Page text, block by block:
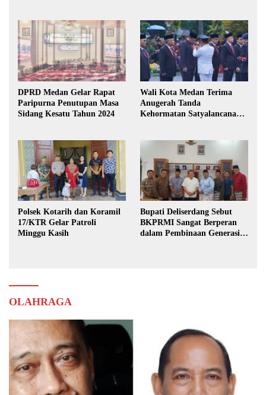
DPRD Medan Gelar Rapat
Paripurna Penutupan Masa
Sidang Kesatu Tahun 2024
Wali Kota Medan Terima
Anugerah Tanda
Kehormatan Satyalancana
Polsek Kotarih dan Koramil
17/KTR Gelar Patroli
Minggu Kasih
Bupati Deliserdang Sebut
BKPRMI Sangat Berperan
dalam Pembinaan Generasi
OLAHRAGA